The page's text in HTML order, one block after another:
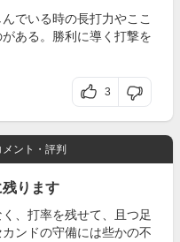
でいる時の長打力やここ
ある。勝利に導く打撃を
3
ント・評判
ります
、打率を残せて、且つ足
ンドの守備には些かの不